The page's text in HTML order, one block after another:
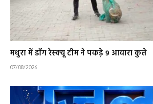
मथुरा में डॉग रेस्क्यू टीम ने पकड़े 9 आवारा कुत्ते
07/08/2026